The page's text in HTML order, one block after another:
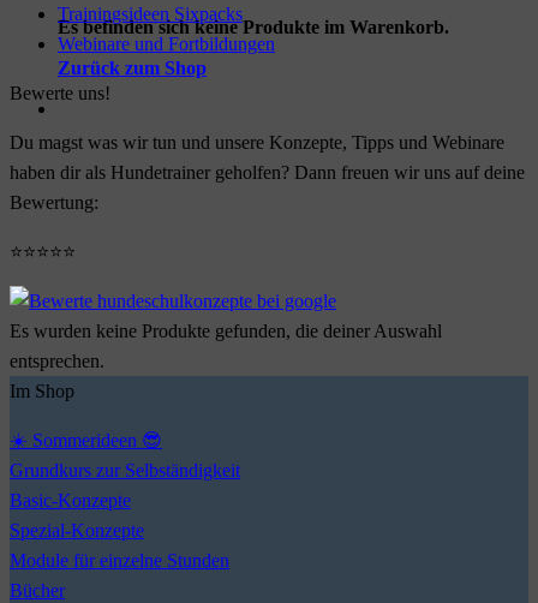
Es befinden sich keine Produkte im Warenkorb.
Zurück zum Shop
Trainingsideen Sixpacks
Webinare und Fortbildungen
Bewerte uns!
Du magst was wir tun und unsere Konzepte, Tipps und Webinare
haben dir als Hundetrainer geholfen? Dann freuen wir uns auf deine
Bewertung:
⭐⭐⭐⭐⭐
Es wurden keine Produkte gefunden, die deiner Auswahl
entsprechen.
Im Shop
☀️ Sommerideen 😎
Grundkurs zur Selbständigkeit
Basic-Konzepte
Spezial-Konzepte
Module für einzelne Stunden
Bücher